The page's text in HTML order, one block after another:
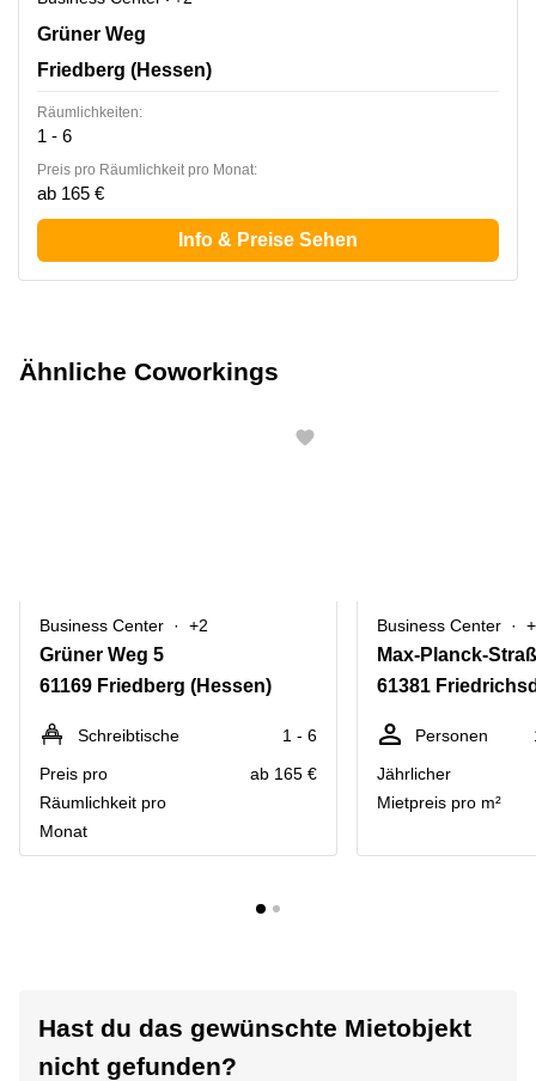
Grüner Weg 5, Friedberg (Hessen)
Grüner Weg
Friedberg (Hessen)
Räumlichkeiten:
1 - 6
Preis pro Räumlichkeit pro Monat:
ab 165 €
Info & Preise Sehen
Ähnliche Coworkings
Business Center +2
Grüner Weg 5
61169 Friedberg (Hessen)
Schreibtische
1 - 6
Preis pro
Räumlichkeit pro
Monat
ab 165 €
Business Center
Max-Planck-
61381
Personen
Jährlicher
Mietpreis pro m²
Hast du das gewünschte Mietobjekt
nicht gefunden?